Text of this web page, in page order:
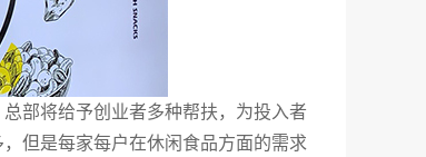
部将给予创业者多种帮扶，为投入者
但是每家每户在休闲食品方面的需求